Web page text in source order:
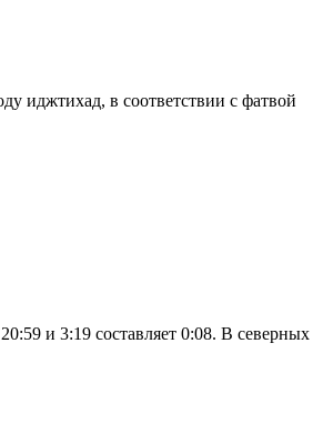
иджтихад, в соответствии с фатвой
и 3:19 составляет 0:08. В северных